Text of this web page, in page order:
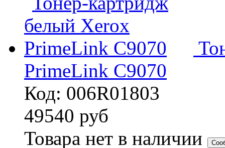
PrimeLink C9070
Код: 006R01803
49540 руб
Товара нет в наличии